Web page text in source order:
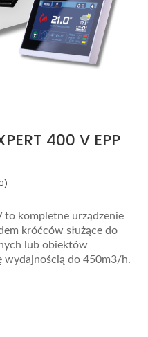
400 V EPP
to kompletne urządzenie
króćców służące do
lub obiektów
wydajnością do 450m3/h.